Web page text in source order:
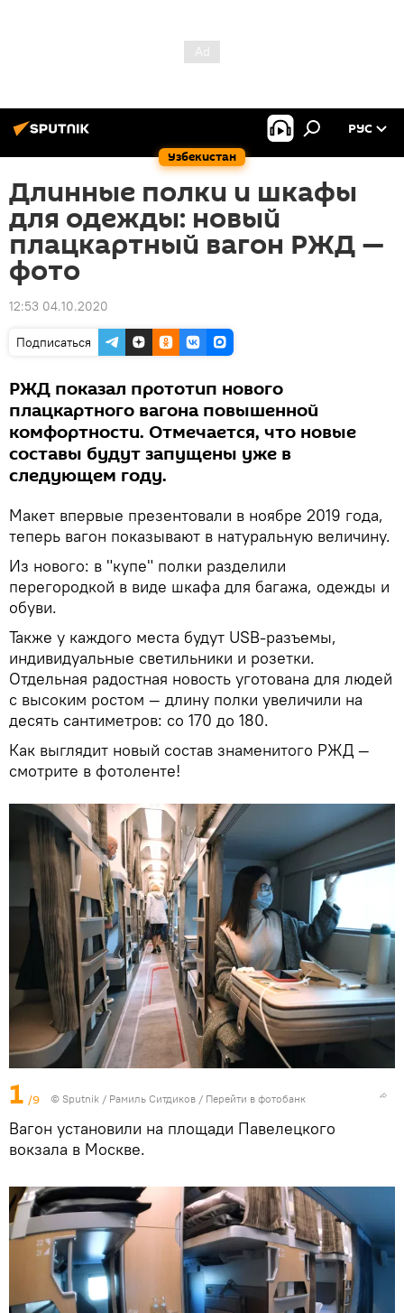
Узбекистан
РУС
Длинные полки и шкафы
для одежды: новый
плацкартный вагон РЖД —
фото
12:53 04.10.2020
Подписаться
РЖД показал прототип нового
плацкартного вагона повышенной
комфортности. Отмечается, что новые
составы будут запущены уже в
следующем году.
Макет впервые презентовали в ноябре 2019 года,
теперь вагон показывают в натуральную величину.
Из нового: в "купе" полки разделили
перегородкой в виде шкафа для багажа, одежды и
обуви.
Также у каждого места будут USB-разъемы,
индивидуальные светильники и розетки.
Отдельная радостная новость уготована для людей
с высоким ростом — длину полки увеличили на
десять сантиметров: со 170 до 180.
Как выглядит новый состав знаменитого РЖД —
смотрите в фотоленте!
1 /9 © Sputnik / Рамиль Ситдиков / Перейти в фотобанк
Вагон установили на площади Павелецкого
вокзала в Москве.